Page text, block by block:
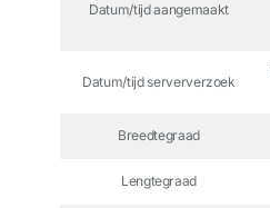
Datum/tijd aangemaakt
Datum/tijd serververzoek
Breedtegraad
Lengtegraad